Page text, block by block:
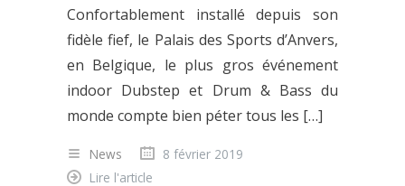
Confortablement installé depuis son
fidèle fief, le Palais des Sports d’Anvers,
en Belgique, le plus gros événement
indoor Dubstep et Drum & Bass du
monde compte bien péter tous les […]
News
8 février 2019
Lire l'article